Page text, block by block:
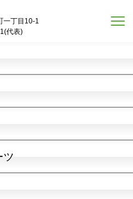
一丁目10-1
代表)
ツ